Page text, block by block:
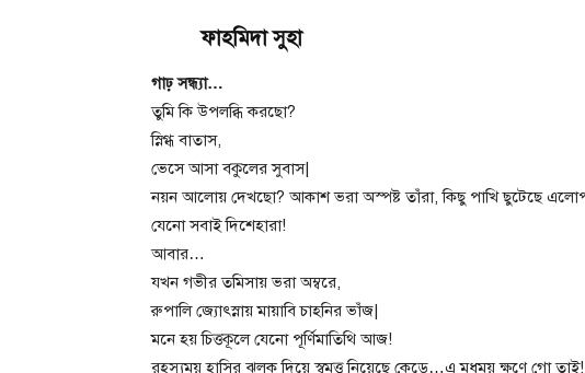
ফাহমিদা সুহা
গাঢ় সন্ধ্যা…
তুমি কি উপলব্ধি করছো?
স্নিগ্ধ বাতাস,
ভেসে আসা বকুলের সুবাস|
নয়ন আলোয় দেখছো? আকাশ ভরা অস্পষ্ট তাঁরা, কিছু পাখি ছুটেছে
যেনো সবাই দিশেহারা!
আবার…
যখন গভীর তমিসায় ভরা অম্বরে,
রুপালি জ্যোৎস্নায় মায়াবি চাহনির ভাঁজ|
মনে হয় চিত্তকূলে যেনো পূর্ণিমাতিথি আজ!
রহস্যময় হাসির ঝলক দিয়ে স্বমত্ত নিয়েছে কেড়ে…এ মধুময় ক্ষণে গো তাই!